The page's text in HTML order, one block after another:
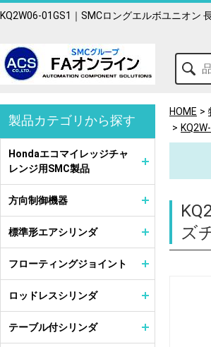
KQ2W06-01GS1｜SMCロングエルボユニオン
HOME
ズ
製品カテゴリから探す
Hondaエコマイレッジチャ
レンジ用SMC製品
方向制御機器
標準形エアシリンダ
フローティングジョイント
ロッドレスシリンダ
テーブル付シリンダ